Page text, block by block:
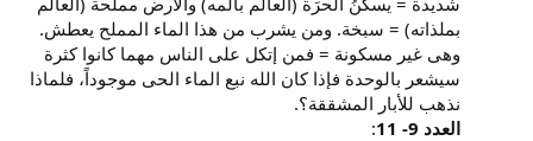
بملذاته) = سبخة. ومن يشرب من هذا الماء المملح يعطش.
وهى غير مسكونة = فمن إتكل على الناس مهما كانوا كثرة
سيشعر بالوحدة فإذا كان الله نبع الماء الحى موجوداً، فلماذا
نذهب للأبار المشققة؟.
العدد 9- 11
: